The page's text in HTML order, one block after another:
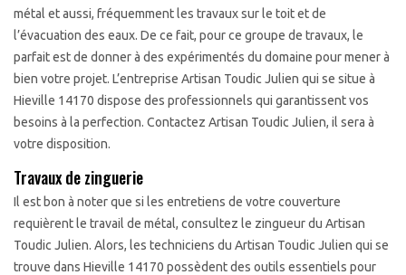
métal et aussi, fréquemment les travaux sur le toit et de
l’évacuation des eaux. De ce fait, pour ce groupe de travaux, le
parfait est de donner à des expérimentés du domaine pour mener à
bien votre projet. L’entreprise Artisan Toudic Julien qui se situe à
Hieville 14170 dispose des professionnels qui garantissent vos
besoins à la perfection. Contactez Artisan Toudic Julien, il sera à
votre disposition.
Travaux de zinguerie
Il est bon à noter que si les entretiens de votre couverture
requièrent le travail de métal, consultez le zingueur du Artisan
Toudic Julien. Alors, les techniciens du Artisan Toudic Julien qui se
trouve dans Hieville 14170 possèdent des outils essentiels pour